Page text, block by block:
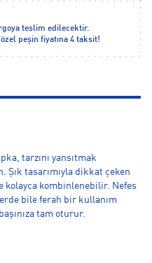
teslim edilecektir.
peşin fiyatına 4 taksit!
tarzını yansıtmak
tasarımıyla dikkat çeken
kolayca kombinlenebilir. Nefes
bile ferah bir kullanım
tam oturur.